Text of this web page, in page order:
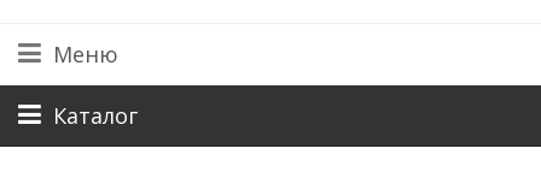
Меню
Каталог